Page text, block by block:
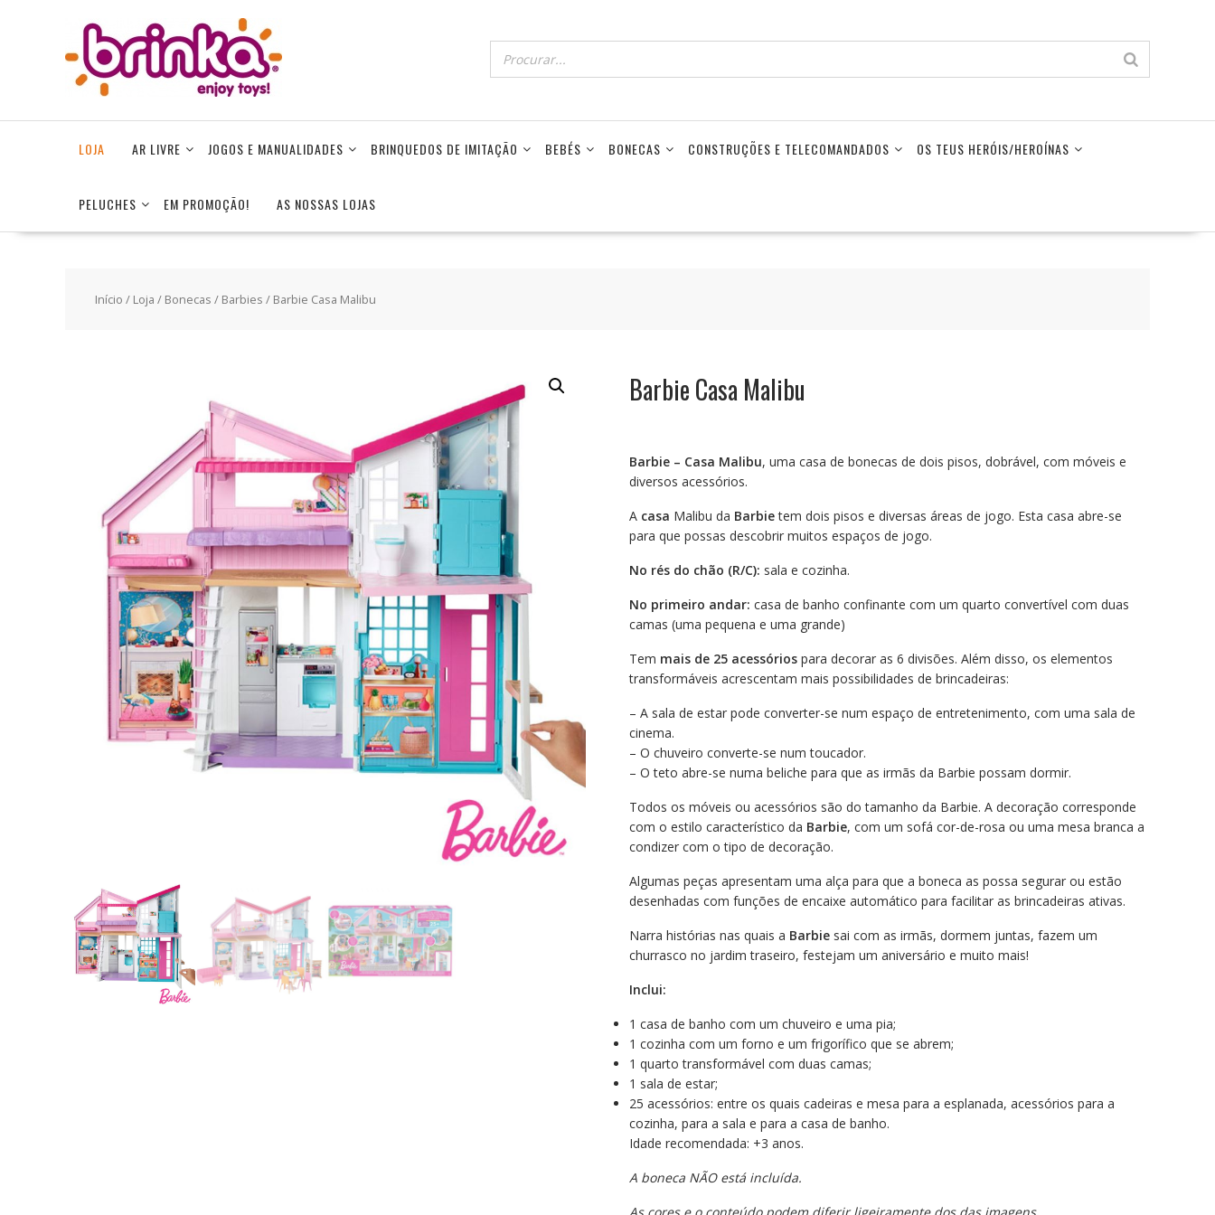
LOJA AR LIVRE JOGOS E MANUALIDADES BRINQUEDOS DE IMITAÇÃO BEBÉS BONECAS CONSTRUÇÕES E TELECOMANDADOS OS TEUS HERÓIS/HEROÍNAS
PELUCHES EM PROMOÇÃO! AS NOSSAS LOJAS
Início / Loja / Bonecas / Barbies / Barbie Casa Malibu
Barbie Casa Malibu
Barbie – Casa Malibu, uma casa de bonecas de dois pisos, dobrável, com móveis e
diversos acessórios.
A casa Malibu da Barbietem dois pisos e diversas áreas de jogo. Esta casa abre-se
para que possas descobrir muitos espaços de jogo.
No rés do chão (R/C): sala e cozinha.
No primeiro andar: casa de banho confinante com um quarto convertível com duas
camas (uma pequena e uma grande)
Tem mais de 25 acessórios para decorar as 6 divisões. Além disso, os elementos
transformáveis acrescentam mais possibilidades de brincadeiras:
– A sala de estar pode converter-se num espaço de entretenimento, com uma sala de
cinema.
– O chuveiro converte-se num toucador.
– O teto abre-se numa beliche para que as irmãs da Barbie possam dormir.
Todos os móveis ou acessórios são do tamanho da Barbie. A decoração corresponde
com o estilo característico da Barbie, com um sofá cor-de-rosa ou uma mesa branca a
condizer com o tipo de decoração.
Algumas peças apresentam uma alça para que a boneca as possa segurar ou estão
desenhadas com funções de encaixe automático para facilitar as brincadeiras ativas.
Narra histórias nas quais a Barbie sai com as irmãs, dormem juntas, fazem um
churrasco no jardim traseiro, festejam um aniversário e muito mais!
Inclui:
1 casa de banho com um chuveiro e uma pia;
1 cozinha com um forno e um frigorífico que se abrem;
1 quarto transformável com duas camas;
1 sala de estar;
25 acessórios: entre os quais cadeiras e mesa para a esplanada, acessórios para a
cozinha, para a sala e para a casa de banho.
Idade recomendada: +3 anos.
A boneca NÃO está incluída.